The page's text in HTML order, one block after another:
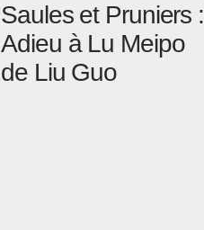
Saules et Pruniers :
Adieu à Lu Meipo
de Liu Guo